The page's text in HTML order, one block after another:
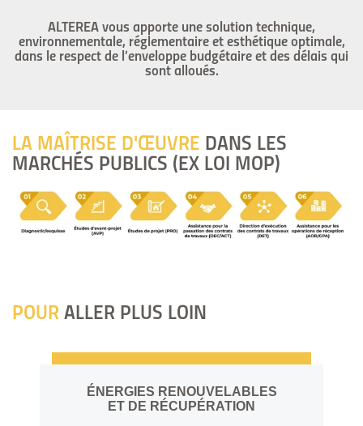
ALTEREA vous apporte une solution technique,
environnementale, réglementaire et esthétique optimale,
dans le respect de l’enveloppe budgétaire et des délais qui
sont alloués.
LA MAÎTRISE D'ŒUVRE DANS LES
MARCHÉS PUBLICS (EX LOI MOP)
POUR ALLER PLUS LOIN
ÉNERGIES RENOUVELABLES
ET DE RÉCUPÉRATION